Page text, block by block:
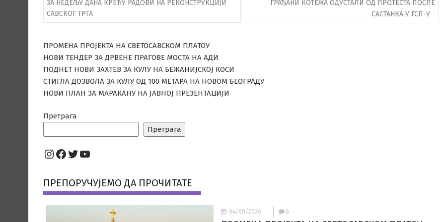
ЗА НЕДЕЉУ ДАНА КРЕЋУ РАДОВИ НА РЕКОНСТРУКЦИЈИ
САВСКОГ ТРГА
ГРАЂАНИ КОТЕЖА ОДУСТАЛИ ОД ПРОТЕСТА ПОСЛЕ
САСТАНКА У ГСП-У
ПРОМЕНА ПРОЈЕКТА НА СВЕТОСАВСКОМ ПЛАТОУ
НОВИ ТЕНДЕР ЗА ДРВЕНЕ ПРАГОВЕ МОСТА НА АДИ
ПОДНЕТ НОВИ ЗАХТЕВ ЗА КУЛУ НА БЕЖАНИЈСКОЈ КОСИ
СТИГЛА ДОЗВОЛА ЗА КУЛУ ОД 100 МЕТАРА НА НОВОМ БЕОГРАДУ
НОВИ ПЛАН ЗА МАРАКАНУ НА ЈАВНОЈ ПРЕЗЕНТАЦИЈИ
Претрага
Претрага
Instagram
Facebook
Twitter
YouTube
ПРЕПОРУЧУЈЕМО ДА ПРОЧИТАТЕ
04/08/2026 0